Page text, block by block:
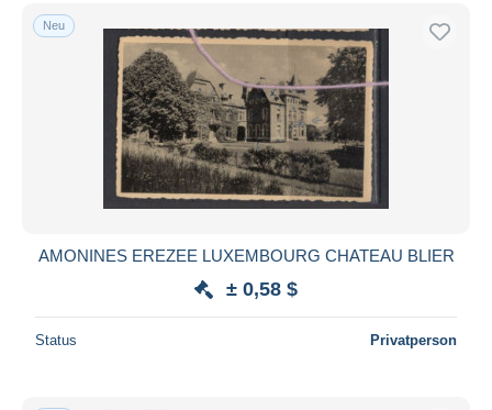
Neu
AMONINES EREZEE LUXEMBOURG CHATEAU BLIER
± 0,58 $
Status Privatperson